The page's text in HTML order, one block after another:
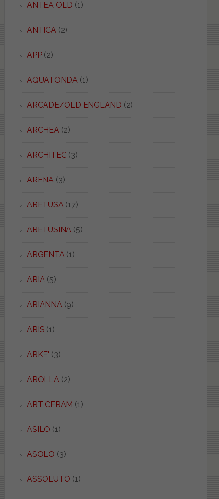
ANTEA OLD (1)
ANTICA(2)
APP(2)
AQUATONDA(1)
ARCADE/OLD ENGLAND (2)
ARCHEA(2)
ARCHITEC(3)
ARENA(3)
ARETUSA(17)
ARETUSINA(5)
ARGENTA(1)
ARIA(5)
ARIANNA(9)
ARIS (1)
ARKE' (3)
AROLLA(2)
ART CERAM (1)
ASILO (1)
ASOLO (3)
ASSOLUTO (1)